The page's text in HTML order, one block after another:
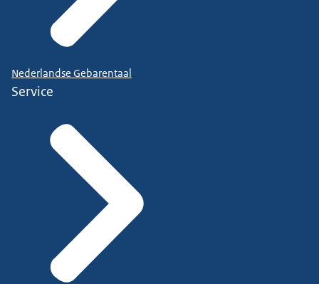
Nederlandse Gebarentaal
Service